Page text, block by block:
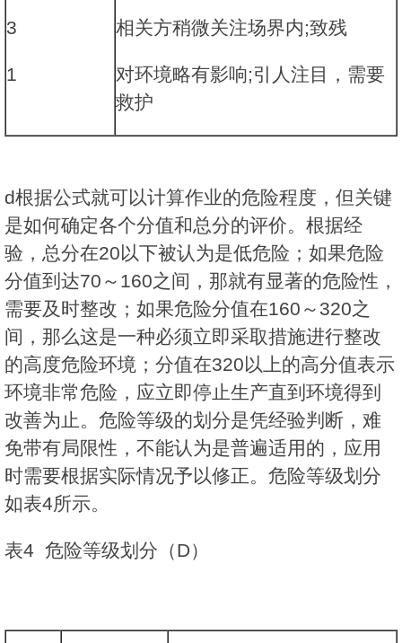
3
1
相关方稍微关注场界内;致残
对环境略有影响;引人注目，需要
救护
d根据公式就可以计算作业的危险程度，但关键
是如何确定各个分值和总分的评价。根据经
验，总分在20以下被认为是低危险；如果危险
分值到达70～160之间，那就有显著的危险性，
需要及时整改；如果危险分值在160～320之
间，那么这是一种必须立即采取措施进行整改
的高度危险环境；分值在320以上的高分值表示
环境非常危险，应立即停止生产直到环境得到
改善为止。危险等级的划分是凭经验判断，难
免带有局限性，不能认为是普遍适用的，应用
时需要根据实际情况予以修正。危险等级划分
如表4所示。
表4 危险等级划分（D）